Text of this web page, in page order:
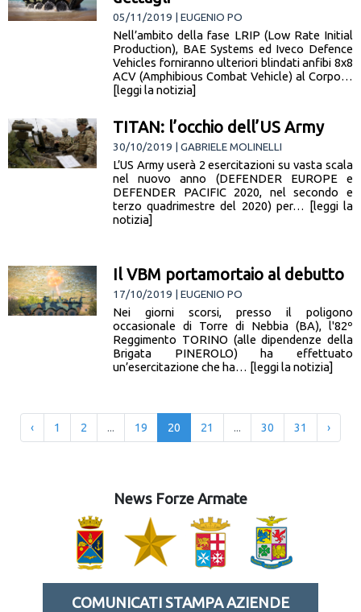
05/11/2019 | EUGENIO PO
Nell’ambito della fase LRIP (Low Rate Initial
Production), BAE Systems ed Iveco Defence
Vehicles forniranno ulteriori blindati anfibi 8x8
ACV (Amphibious Combat Vehicle) al Corpo…
[leggi la notizia]
TITAN: l’occhio dell’US Army
30/10/2019 | GABRIELE MOLINELLI
L’US Army userà 2 esercitazioni su vasta scala
nel nuovo anno (DEFENDER EUROPE e
DEFENDER PACIFIC 2020, nel secondo e
terzo quadrimestre del 2020) per… [leggi la
notizia]
Il VBM portamortaio al debutto
17/10/2019 | EUGENIO PO
Nei giorni scorsi, presso il poligono
occasionale di Torre di Nebbia (BA), l'82º
Reggimento TORINO (alle dipendenze della
Brigata PINEROLO) ha effettuato
un’esercitazione che ha… [leggi la notizia]
‹ 1 2 ... 19 20 21 ... 30 31 ›
News Forze Armate
COMUNICATI STAMPA AZIENDE